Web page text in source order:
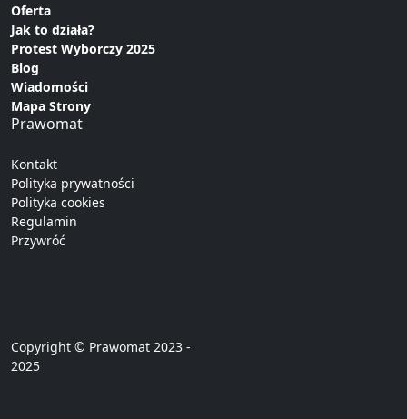
Oferta
Jak to działa?
Protest Wyborczy 2025
Blog
Wiadomości
Mapa Strony
Prawomat
Kontakt
Polityka prywatności
Polityka cookies
Regulamin
Przywróć
Copyright © Prawomat 2023 -
2025